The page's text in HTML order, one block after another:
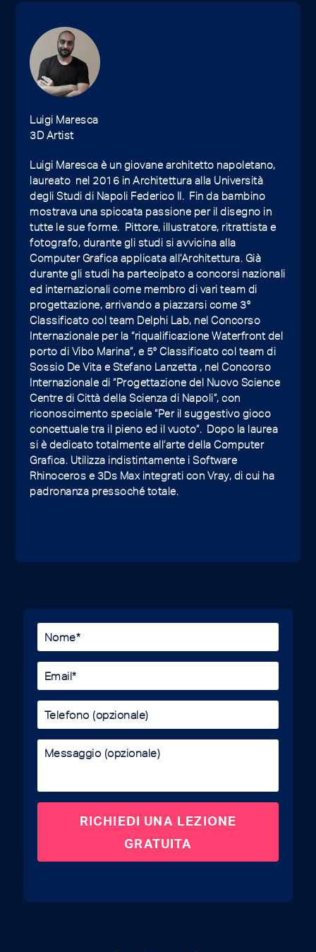
Luigi Maresca
3D Artist
Luigi Maresca è un giovane architetto napoletano,
laureato nel 2016 in Architettura alla Università
degli Studi di Napoli Federico II. Fin da bambino
mostrava una spiccata passione per il disegno in
tutte le sue forme. Pittore, illustratore, ritrattista e
fotografo, durante gli studi si avvicina alla
Computer Grafica applicata all’Architettura. Già
durante gli studi ha partecipato a concorsi nazionali
ed internazionali come membro di vari team di
progettazione, arrivando a piazzarsi come 3°
Classificato col team Delphi Lab, nel Concorso
Internazionale per la “riqualificazione Waterfront del
porto di Vibo Marina”, e 5° Classificato col team di
Sossio De Vita e Stefano Lanzetta , nel Concorso
Internazionale di “Progettazione del Nuovo Science
Centre di Città della Scienza di Napoli”, con
riconoscimento speciale “Per il suggestivo gioco
concettuale tra il pieno ed il vuoto”. Dopo la laurea
si è dedicato totalmente all’arte della Computer
Grafica. Utilizza indistintamente i Software
Rhinoceros e 3Ds Max integrati con Vray, di cui ha
padronanza pressoché totale.